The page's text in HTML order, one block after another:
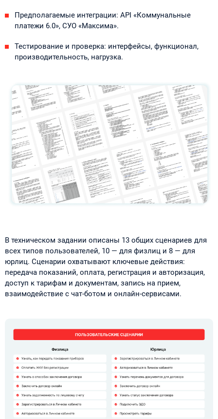
Предполагаемые интеграции: API «Коммунальные
платежи 6.0», СУО «Максима».
Тестирование и проверка: интерфейсы, функционал,
производительность, нагрузка.
В техническом задании описаны 13 общих сценариев для
всех типов пользователей, 10 — для физлиц и 8 — для
юрлиц. Сценарии охватывают ключевые действия:
передача показаний, оплата, регистрация и авторизация,
доступ к тарифам и документам, запись на прием,
взаимодействие с чат-ботом и онлайн-сервисами.